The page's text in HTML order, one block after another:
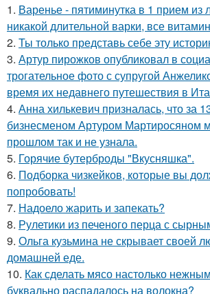
1. Варенье - пятиминутка в 1 прием из
никакой длительной варки, все
2. Ты только представь себе эту
3. Артур пирожков опубликовал в
трогательное фото с супругой
время их недавнего путешествия в
4. Анна хилькевич призналась, что за
бизнесменом Артуром Мартиросяном
прошлом так и не узнала.
5. Горячие бутерброды "Вкусняшка".
6. Подборка чизкейков, которые вы
попробовать!
7. Надоело жарить и запекать?
8. Рулетики из печеного перца с
9. Ольга кузьмина не скрывает своей
домашней еде.
10. Как сделать мясо настолько
буквально распадалось на волокна?